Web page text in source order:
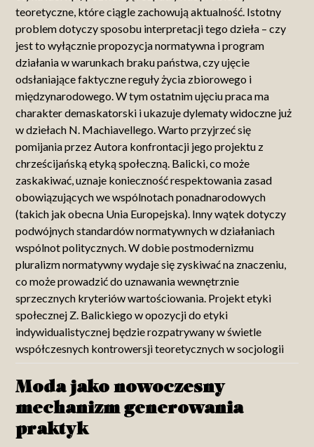
teoretyczne, które ciągle zachowują aktualność. Istotny
problem dotyczy sposobu interpretacji tego dzieła – czy
jest to wyłącznie propozycja normatywna i program
działania w warunkach braku państwa, czy ujęcie
odsłaniające faktyczne reguły życia zbiorowego i
międzynarodowego. W tym ostatnim ujęciu praca ma
charakter demaskatorski i ukazuje dylematy widoczne już
w dziełach N. Machiavellego. Warto przyjrzeć się
pomijania przez Autora konfrontacji jego projektu z
chrześcijańską etyką społeczną. Balicki, co może
zaskakiwać, uznaje konieczność respektowania zasad
obowiązujących we wspólnotach ponadnarodowych
(takich jak obecna Unia Europejska). Inny wątek dotyczy
podwójnych standardów normatywnych w działaniach
wspólnot politycznych. W dobie postmodernizmu
pluralizm normatywny wydaje się zyskiwać na znaczeniu,
co może prowadzić do uznawania wewnętrznie
sprzecznych kryteriów wartościowania. Projekt etyki
społecznej Z. Balickiego w opozycji do etyki
indywidualistycznej będzie rozpatrywany w świetle
współczesnych kontrowersji teoretycznych w socjologii
Moda jako nowoczesny
mechanizm generowania
praktyk